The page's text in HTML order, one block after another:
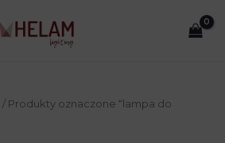
/ Produkty oznaczone “lampa do